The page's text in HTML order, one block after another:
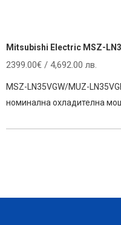
Mitsubishi Electric MSZ-
2399.00€ / 4,692.00 лв.
MSZ-LN35VGW/MUZ-
номинална охладителна